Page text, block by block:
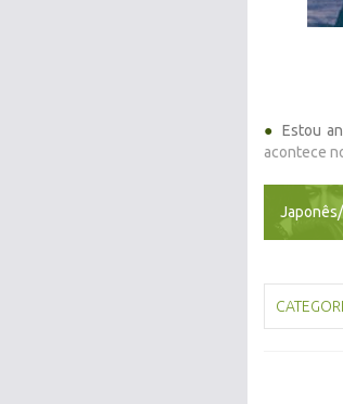
● Estou
acontece